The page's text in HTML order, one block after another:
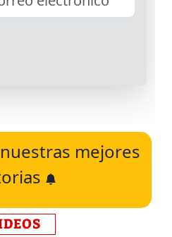
mejores